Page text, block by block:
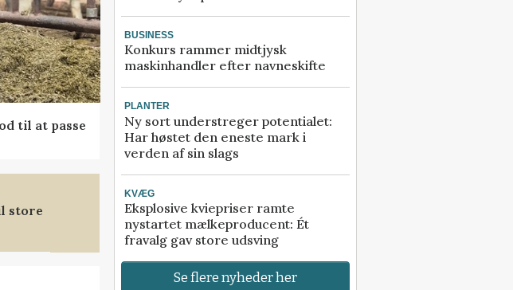
til at passe
store
BUSINESS
Konkurs rammer midtjysk
maskinhandler efter navneskifte
PLANTER
Ny sort understreger potentialet:
Har høstet den eneste mark i
verden af sin slags
KVÆG
Eksplosive kviepriser ramte
nystartet mælkeproducent: Ét
fravalg gav store udsving
Se flere nyheder her